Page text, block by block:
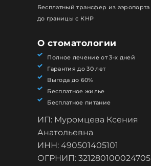
Бесплатный трансфер из аэропорта
до границы с КНР
О стоматологии
Полное лечение от 3-х дней
Гарантия до 30 лет
Выгода до 60%
Бесплатное жилье
Бесплатное питание
ИП: Муромцева Ксения
Анатольевна
ИНН: 490501405101
ОГРНИП: 321280100024705